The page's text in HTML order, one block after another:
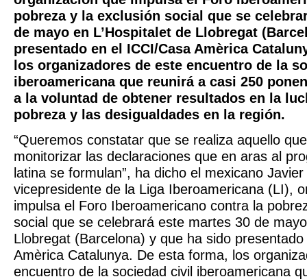
pobreza y la exclusión social que se
de mayo en L’Hospitalet de Llobregat
presentado en el ICCI/Casa Amèrica
los organizadores de este encuentro de la
iberoamericana que reunirá a casi 250
a la voluntad de obtener resultados en la
pobreza y las desigualdades en la región.
“Queremos constatar que se realiza aquello
monitorizar las declaraciones que en aras al
latina se formulan”, ha dicho el mexicano
vicepresidente de la Liga Iberoamericana (LI),
impulsa el Foro Iberoamericano contra la
social que se celebrará este martes 30 de
Llobregat (Barcelona) y que ha sido
Amèrica Catalunya. De esta forma, los
encuentro de la sociedad civil iberoamericana